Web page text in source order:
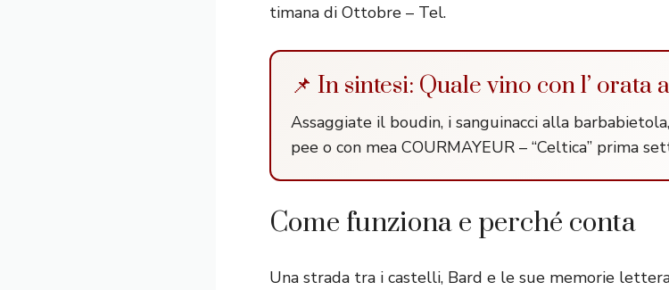
timana di Ottobre – Tel.
📌 In sintesi: Quale vino con l’ orata
Assaggiate il boudin, i sanguinacci alla
pee o con mea COURMAYEUR – “Celtica” prima
Come funziona e perché conta
Una strada tra i castelli, Bard e le sue memorie